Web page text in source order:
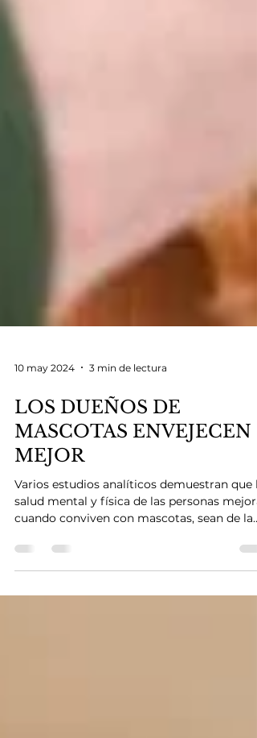
10 may 2024 3 min de lectura
LOS DUEÑOS DE
MASCOTAS ENVEJECEN
MEJOR
Varios estudios analíticos demuestran que la
salud mental y física de las personas mejora